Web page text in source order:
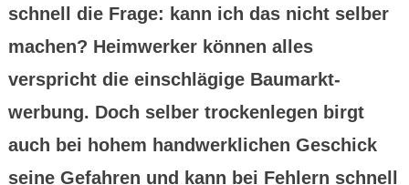
schnell die Frage: kann ich das nicht selber
machen? Heim­werker können alles
verspricht die einschlägige Baumarkt­
werbung. Doch selber trocken­legen birgt
auch bei hohem hand­werk­lichen Geschick
seine Gefahren und kann bei Fehlern schnell